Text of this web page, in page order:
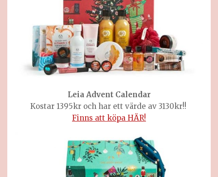
Leia Advent Calendar
Kostar 1395kr och har ett värde av 3130kr!!
Finns att köpa HÄR!